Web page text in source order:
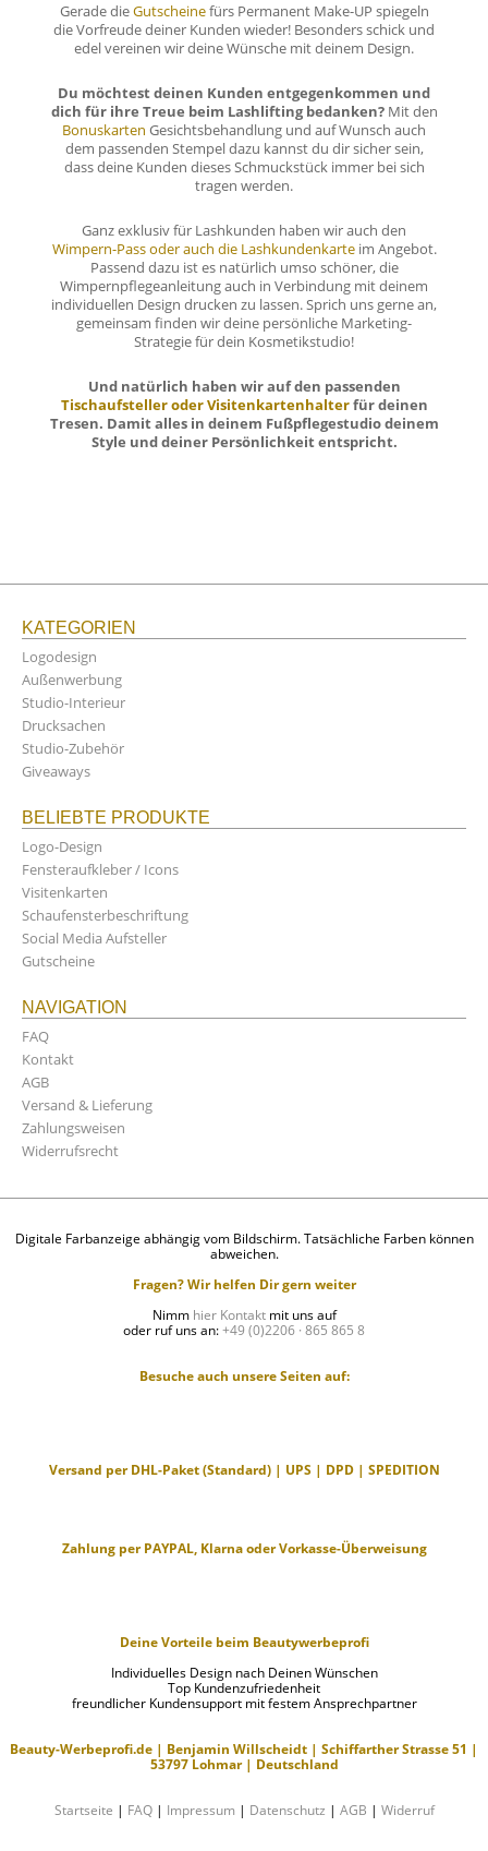
Gerade dieGutscheinefürs Permanent Make-UP spiegeln
die Vorfreude deiner Kunden wieder! Besonders schick und
edel vereinen wir deine Wünsche mit deinem Design.
Du möchtest deinen Kunden entgegenkommen und
dich für ihre Treue beim Lashlifting bedanken?Mit den
Bonuskarten Gesichtsbehandlung und auf Wunsch auch
dem passenden Stempel dazu kannst du dir sicher sein,
dass deine Kunden dieses Schmuckstück immer bei sich
tragen werden.
Ganz exklusiv für Lashkunden haben wir auch den
Wimpern-Pass oder auch die Lashkundenkarteim Angebot.
Passend dazu ist es natürlich umso schöner, die
Wimpernpflegeanleitung auch in Verbindung mit deinem
individuellen Design drucken zu lassen. Sprich uns gerne an,
gemeinsam finden wir deine persönliche Marketing-
Strategie für dein Kosmetikstudio!
Und natürlich haben wir auf den passenden
Tischaufsteller oder Visitenkartenhalterfür deinen
Tresen. Damit alles in deinem Fußpflegestudio deinem
Style und deiner Persönlichkeit entspricht.
KATEGORIEN
Logodesign
Außenwerbung
Studio-Interieur
Drucksachen
Studio-Zubehör
Giveaways
BELIEBTE PRODUKTE
Logo-Design
Fensteraufkleber / Icons
Visitenkarten
Schaufensterbeschriftung
Social Media Aufsteller
Gutscheine
NAVIGATION
FAQ
Kontakt
AGB
Versand & Lieferung
Zahlungsweisen
Widerrufsrecht
Digitale Farbanzeige abhängig vom Bildschirm. Tatsächliche Farben können
abweichen.
Fragen? Wir helfen Dir gern weiter
Nimm hier Kontaktmit uns auf
oder ruf uns an:+49 (0)2206 · 865 865 8
Besuche auch unsere Seiten auf:
Versand per DHL-Paket (Standard) | UPS | DPD | SPEDITION
Zahlung per PAYPAL, Klarna oder Vorkasse-Überweisung
Deine Vorteile beim Beautywerbeprofi
Individuelles Design nach Deinen Wünschen
Top Kundenzufriedenheit
freundlicher Kundensupport mit festem Ansprechpartner
Beauty-Werbeprofi.de | Benjamin Willscheidt | Schiffarther Strasse 51 |
53797 Lohmar | Deutschland
Startseite | FAQ| Impressum | Datenschutz | AGB | Widerruf